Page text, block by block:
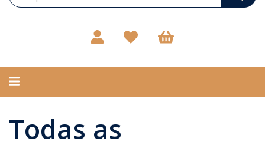
Alternar
Todas as